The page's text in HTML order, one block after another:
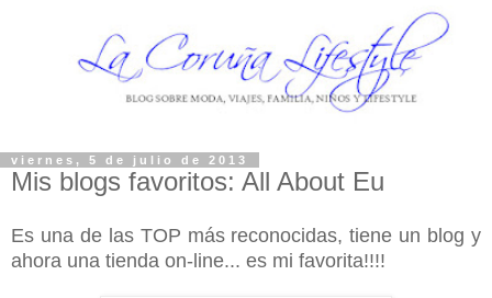
viernes, 5 de julio de 2013
Mis blogs favoritos: All About Eu
Es una de las TOP más reconocidas, tiene un blog y
ahora una tienda on-line... es mi favorita!!!!